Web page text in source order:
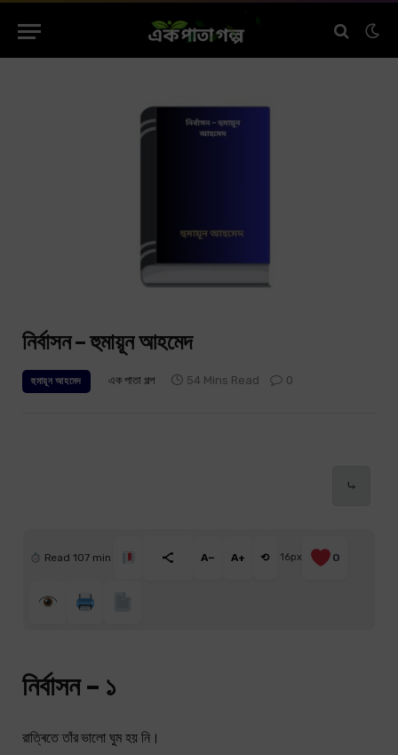
নির্বাসন – হুমায়ূন আহমেদ
হুমায়ূন আহমেদ এক পাতা গল্প 54 Mins Read 0
⤷
Read 107 min A− A+ ⟲ 16px 0
নির্বাসন – ১
রাত্ৰিতে তাঁর ভালো ঘুম হয় নি।